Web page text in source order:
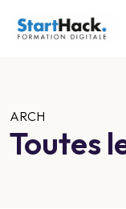
ARCH
Toutes